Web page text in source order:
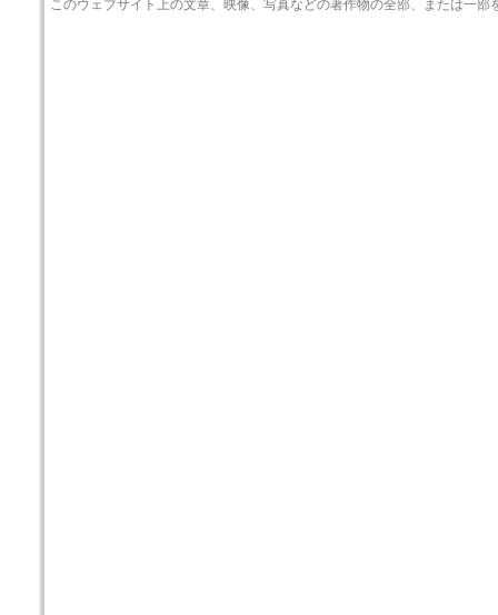
このウェブサイト上の文章、映像、写真などの著作物の全部、または一